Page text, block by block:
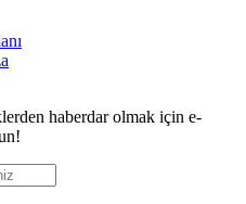
haberdar olmak için e-